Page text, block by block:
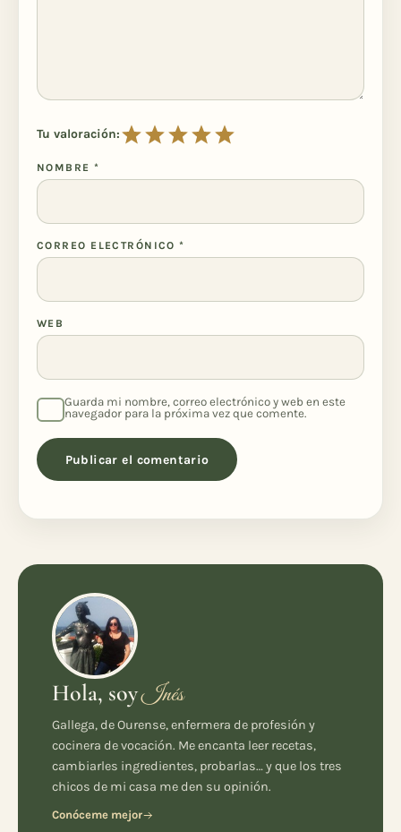
Tu valoración:
NOMBRE *
CORREO ELECTRÓNICO *
WEB
Guarda mi nombre, correo electrónico y web en este
navegador para la próxima vez que comente.
Hola, soyInés
Gallega, de Ourense, enfermera de profesión y
cocinera de vocación. Me encanta leer recetas,
cambiarles ingredientes, probarlas… y que los tres
chicos de mi casa me den su opinión.
Conóceme mejor